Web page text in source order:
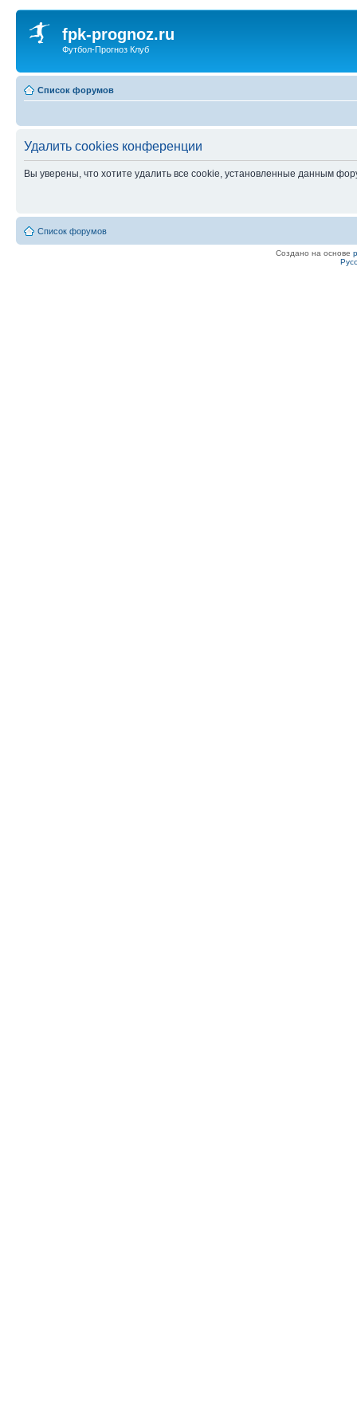
fpk-prognoz.ru
Футбол-Прогноз Клуб
Список форумов
Удалить cookies конференции
Вы уверены, что хотите удалить все cookie, установленные данным
Список форумов
Создано на основе